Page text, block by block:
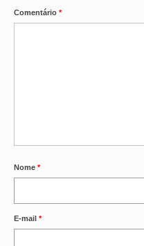
SOLIDARIEDADE
Comentário *
Nome *
E-mail *